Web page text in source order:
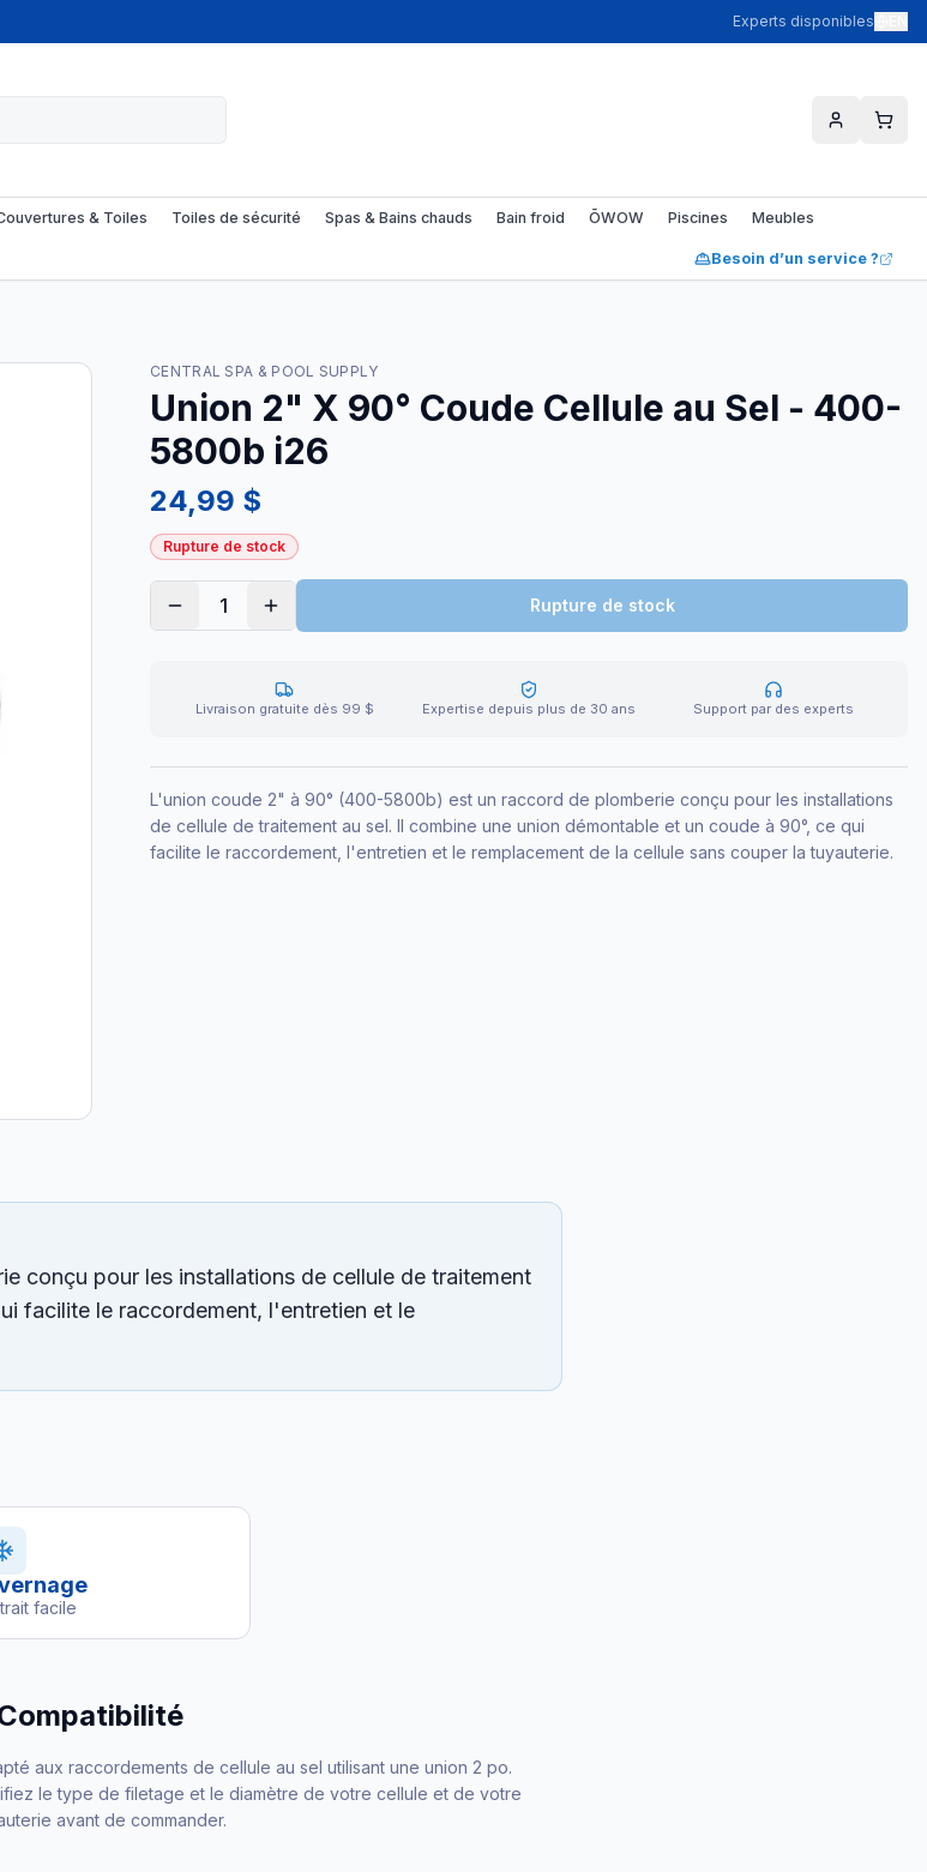
Experts disponibles
& Toiles Toiles de sécurité Spas & Bains chauds Bain froid ŌWOW Piscines Meubles
Besoin d’un service ?
CENTRAL SPA & POOL SUPPLY
Union 2" X 90° Coude Cellule au Sel - 400-
5800b i26
24,99 $
Rupture de stock
1 Rupture de stock
Livraison gratuite dès 99 $ Expertise depuis plus de 30 ans Support par des experts
L'union coude 2" à 90° (400-5800b) est un raccord de plomberie conçu pour les installations
de cellule de traitement au sel. Il combine une union démontable et un coude à 90°, ce qui
facilite le raccordement, l'entretien et le remplacement de la cellule sans couper la tuyauterie.
conçu pour les installations de cellule de traitement
facilite le raccordement, l'entretien et le
facile
aux raccordements de cellule au sel utilisant une union 2 po.
le type de filetage et le diamètre de votre cellule et de votre
avant de commander.